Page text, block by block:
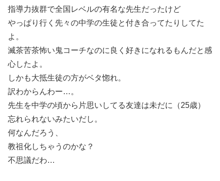
指導力抜群で全国レベルの有名な先生だったけど
やっぱり行く先々の中学の生徒と付き合ってたりしてた
よ。
滅茶苦茶怖い鬼コーチなのに良く好きになれるもんだと感
心したよ。
しかも大抵生徒の方がベタ惚れ。
訳わからんわー…。
先生を中学の頃から片思いしてる友達は未だに（25歳）
忘れられないみたいだし。
何なんだろう、
教祖化しちゃうのかな？
不思議だわ…